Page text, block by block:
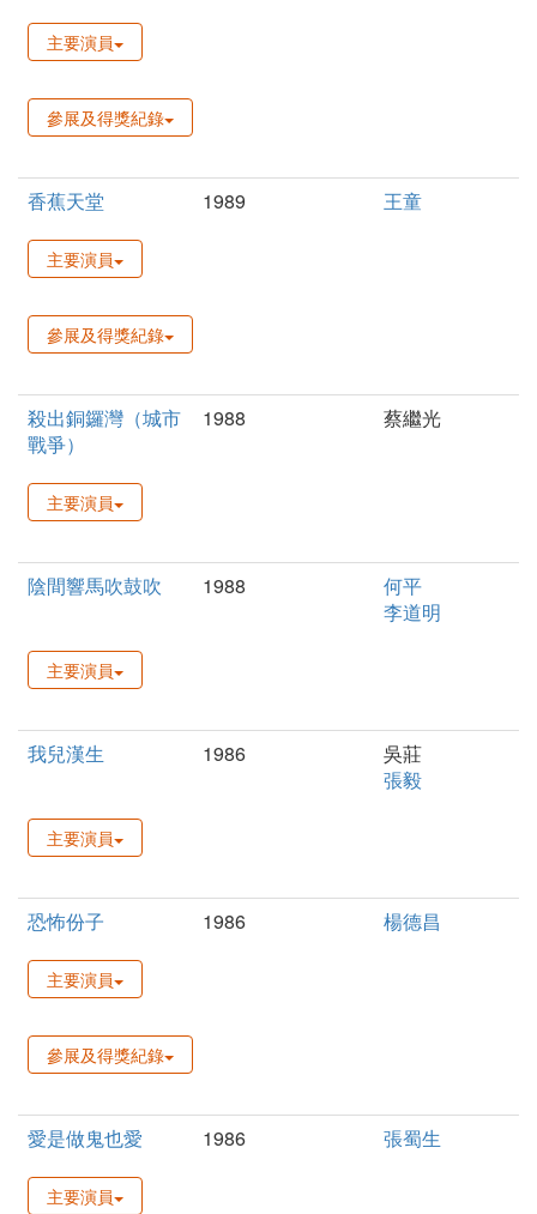
主要演員
參展及得獎紀錄
香蕉天堂 1989 王童
主要演員
參展及得獎紀錄
殺出銅鑼灣（城市
戰爭）
1988 蔡繼光
主要演員
陰間響馬吹鼓吹 1988
何平
李道明
主要演員
我兒漢生 1986
吳莊
張毅
主要演員
恐怖份子 1986 楊德昌
主要演員
參展及得獎紀錄
愛是做鬼也愛 1986 張蜀生
主要演員